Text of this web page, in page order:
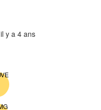
il y a 4 ans